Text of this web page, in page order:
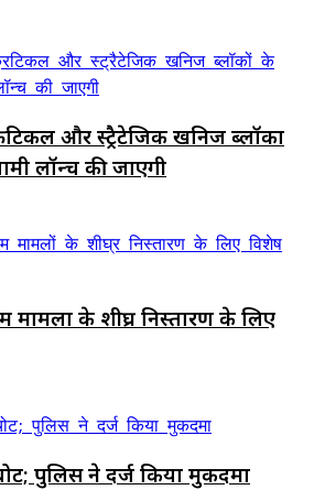
और स्ट्रैटेजिक खनिज ब्लॉकों
लॉन्च की जाएगी
के शीघ्र निस्तारण के लिए
पुलिस ने दर्ज किया मुकदमा